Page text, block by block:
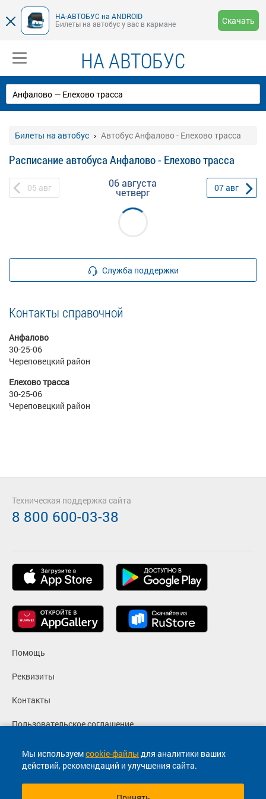
НА-АВТОБУС на ANDROID
Билеты на автобус у вас в кармане
Скачать
НА АВТОБУС
Билеты на автобус Автобус Анфалово - Елехово трасса
Расписание автобуса Анфалово - Елехово трасса
05 авг 06 августа
четверг 07авг
Служба поддержки
Контакты справочной
Анфалово
30-25-06
Череповецкий район
Елехово трасса
30-25-06
Череповецкий район
Мы используемcookie-файлы для аналитики ваших
действий, рекомендаций и улучшения сайта.
Помощь
Реквизиты
Контакты
Пользовательское соглашение
Политика конфиденциальности
Согласие на маркетинговые сообщения
Техническая поддержка сайта
8 800 600-03-38